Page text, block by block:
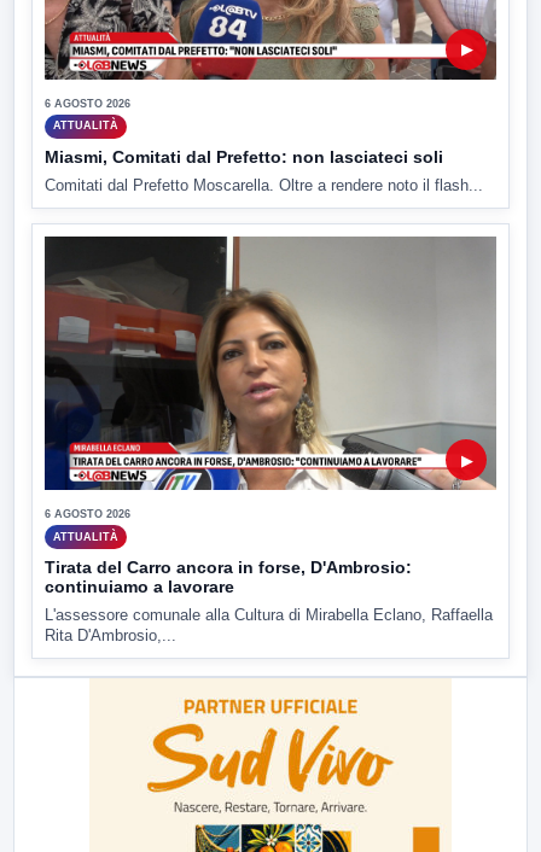
▶
6 AGOSTO 2026
ATTUALITÀ
Miasmi, Comitati dal Prefetto: non lasciateci soli
Comitati dal Prefetto Moscarella. Oltre a rendere noto il flash...
▶
6 AGOSTO 2026
ATTUALITÀ
Tirata del Carro ancora in forse, D'Ambrosio:
continuiamo a lavorare
L'assessore comunale alla Cultura di Mirabella Eclano, Raffaella
Rita D'Ambrosio,...